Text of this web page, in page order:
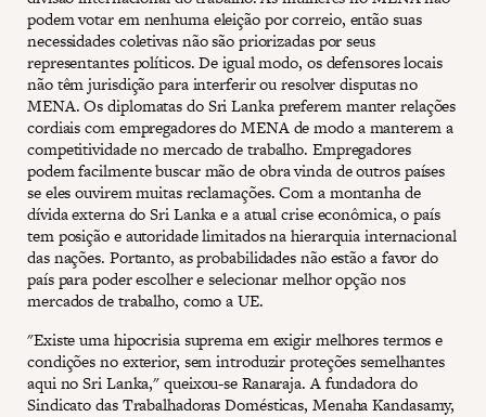
podem votar em nenhuma eleição por correio, então suas
necessidades coletivas não são priorizadas por seus
representantes políticos. De igual modo, os defensores locais
não têm jurisdição para interferir ou resolver disputas no
MENA. Os diplomatas do Sri Lanka preferem manter relações
cordiais com empregadores do MENA de modo a manterem a
competitividade no mercado de trabalho. Empregadores
podem facilmente buscar mão de obra vinda de outros países
se eles ouvirem muitas reclamações. Com a montanha de
dívida externa do Sri Lanka e a atual crise econômica, o país
tem posição e autoridade limitados na hierarquia internacional
das nações. Portanto, as probabilidades não estão a favor do
país para poder escolher e selecionar melhor opção nos
mercados de trabalho, como a UE.
"Existe uma hipocrisia suprema em exigir melhores termos e
condições no exterior, sem introduzir proteções semelhantes
aqui no Sri Lanka," queixou-se Ranaraja. A fundadora do
Sindicato das Trabalhadoras Domésticas, Menaha Kandasamy,